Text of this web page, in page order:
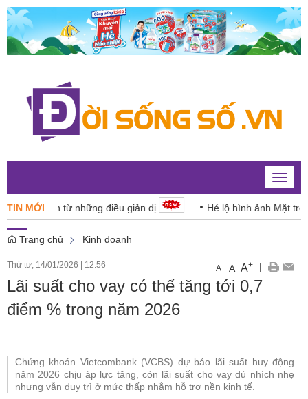
Toggle
TIN MỚI
dân từ những điều giản dị Hé lộ hình ảnh Mặt trời
Trang chủ Kinh doanh
Thứ tư, 14/01/2026 | 12:56 A- A A+ |
Lãi suất cho vay có thể tăng tới 0,7
điểm % trong năm 2026
Chứng khoán Vietcombank (VCBS) dự báo lãi suất huy động
năm 2026 chịu áp lực tăng, còn lãi suất cho vay dù nhích nhẹ
nhưng vẫn duy trì ở mức thấp nhằm hỗ trợ nền kinh tế.